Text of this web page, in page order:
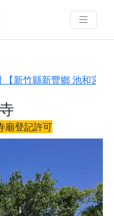
找到與您有
新竹縣新豐鄉 池和宮】
廟登記許可